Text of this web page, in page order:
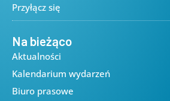
Przyłącz się
Na bieżąco
Aktualności
Kalendarium wydarzeń
Biuro prasowe